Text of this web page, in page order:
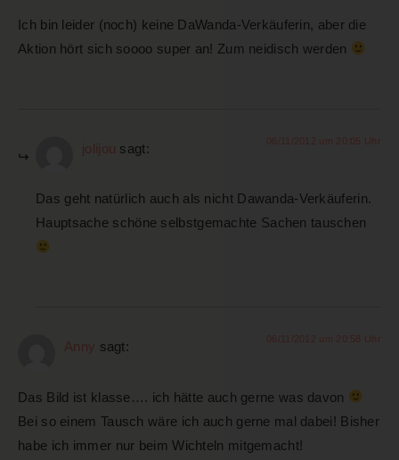
Ich bin leider (noch) keine DaWanda-Verkäuferin, aber die
Aktion hört sich soooo super an! Zum neidisch werden
jolijou sagt: 06/11/2012 um 20:05 Uhr
Das geht natürlich auch als nicht Dawanda-Verkäuferin.
Hauptsache schöne selbstgemachte Sachen tauschen
Anny sagt: 06/11/2012 um 20:58 Uhr
Das Bild ist klasse…. ich hätte auch gerne was davon
Bei so einem Tausch wäre ich auch gerne mal dabei! Bisher
habe ich immer nur beim Wichteln mitgemacht!